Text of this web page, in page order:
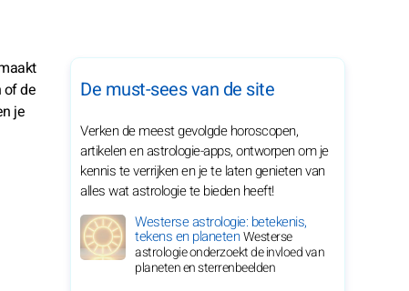
of de
je
De must-sees van de site
Verken de meest gevolgde horoscopen,
artikelen en astrologie-apps, ontworpen om je
kennis te verrijken en je te laten genieten van
alles wat astrologie te bieden heeft!
Westerse astrologie: betekenis,
tekens en planetenWesterse
astrologie onderzoekt de invloed van
planeten en sterrenbeelden